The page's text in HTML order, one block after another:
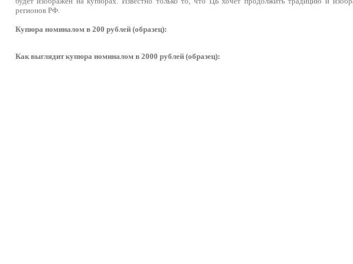
регионов РФ.
Купюра номиналом в 200 рублей (образец):
Как выглядит купюра номиналом в 2000 рублей (образец):